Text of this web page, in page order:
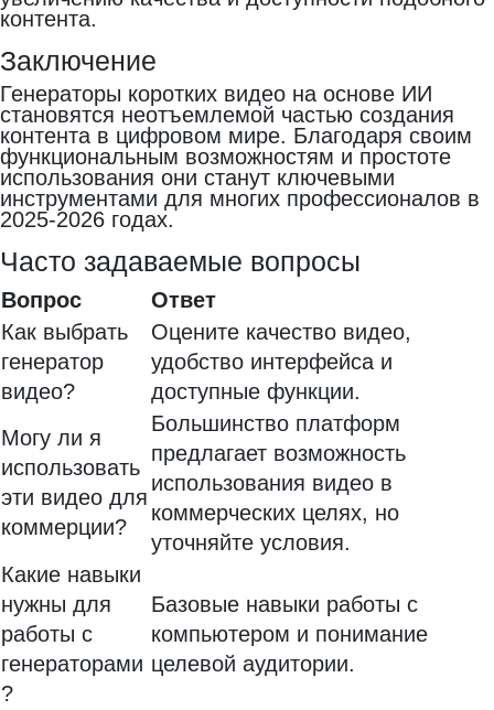
контента.
Заключение
Генераторы коротких видео на основе ИИ
становятся неотъемлемой частью создания
контента в цифровом мире. Благодаря своим
функциональным возможностям и простоте
использования они станут ключевыми
инструментами для многих профессионалов в
2025-2026 годах.
Часто задаваемые вопросы
Вопрос
Ответ
Как выбрать
генератор
видео?
Оцените качество видео,
удобство интерфейса и
доступные функции.
Могу ли я
использовать
эти видео для
коммерции?
Большинство платформ
предлагает возможность
использования видео в
коммерческих целях, но
уточняйте условия.
Какие навыки
нужны для
работы с
генераторами
?
Базовые навыки работы с
компьютером и понимание
целевой аудитории.